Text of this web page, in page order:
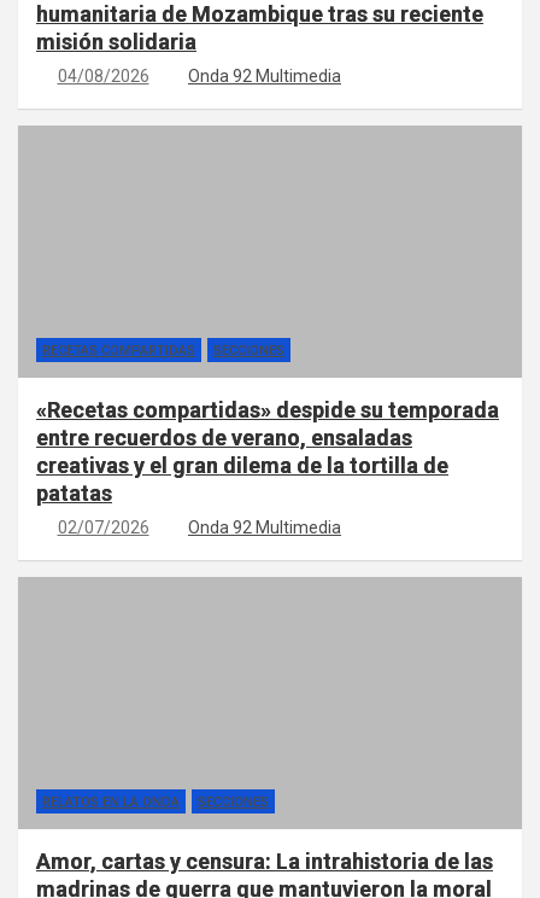
humanitaria de Mozambique tras su reciente
misión solidaria
04/08/2026 Onda 92 Multimedia
RECETAS COMPARTIDAS SECCIONES
«Recetas compartidas» despide su temporada
entre recuerdos de verano, ensaladas
creativas y el gran dilema de la tortilla de
patatas
02/07/2026 Onda 92 Multimedia
RELATOS EN LA ONDA SECCIONES
Amor, cartas y censura: La intrahistoria de las
madrinas de guerra que mantuvieron la moral